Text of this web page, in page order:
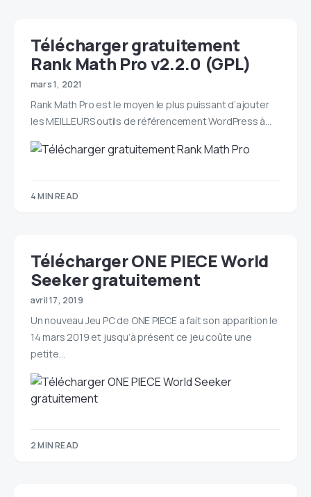
Télécharger gratuitement
Rank Math Pro v2.2.0 (GPL)
mars 1, 2021
Rank Math Pro est le moyen le plus puissant d’ajouter
les MEILLEURS outils de référencement WordPress à…
4 MIN READ
Télécharger ONE PIECE World
Seeker gratuitement
avril 17, 2019
Un nouveau Jeu PC de ONE PIECE a fait son apparition le
14 mars 2019 et jusqu’à présent ce jeu coûte une
petite…
2 MIN READ